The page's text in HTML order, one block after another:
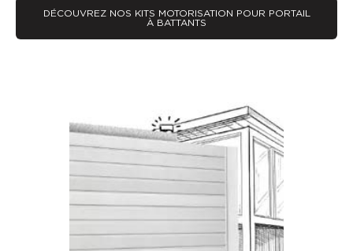
DÉCOUVREZ NOS KITS MOTORISATION POUR PORTAIL
À BATTANTS